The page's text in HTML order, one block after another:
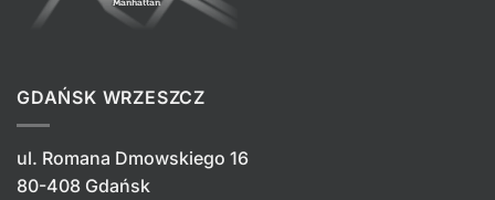
GDAŃSK WRZESZCZ
ul. Romana Dmowskiego 16
80-408 Gdańsk